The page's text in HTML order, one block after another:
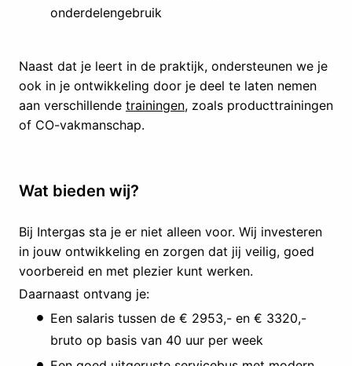
onderdelengebruik
Naast dat je leert in de praktijk, ondersteunen we je
ook in je ontwikkeling door je deel te laten nemen
aan verschillende trainingen, zoals producttrainingen
of CO-vakmanschap.
Wat bieden wij?
Bij Intergas sta je er niet alleen voor. Wij investeren
in jouw ontwikkeling en zorgen dat jij veilig, goed
voorbereid en met plezier kunt werken.
Daarnaast ontvang je:
Een salaris tussen de € 2953,- en € 3320,-
bruto op basis van 40 uur per week